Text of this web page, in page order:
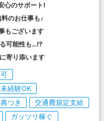
心のサポート!
のお仕事も♪
もございます
可能性も…!?
寄り添います
未経験OK
つき
交通費規定支給
ガッツリ稼ぐ